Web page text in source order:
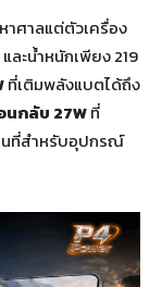
าศาลแต่ตัวเครื่อง
ละน้ำหนักเพียง 219
ที่เติมพลังแบตได้ถึง
นกลับ 27Wที่
นที่สำหรับอุปกรณ์